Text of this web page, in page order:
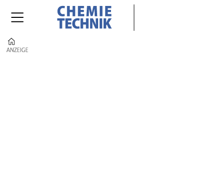
ANZEIGE
ANZEIGE